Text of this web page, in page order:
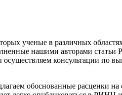
ученые в различных
нашими авторами
консультации по
обоснованные расценки на